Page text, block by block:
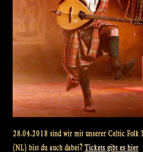
28.04.2018 sind wir mit unserer Celtic Folk
(NL) bist du auch dabei? Tickets gibt es hier